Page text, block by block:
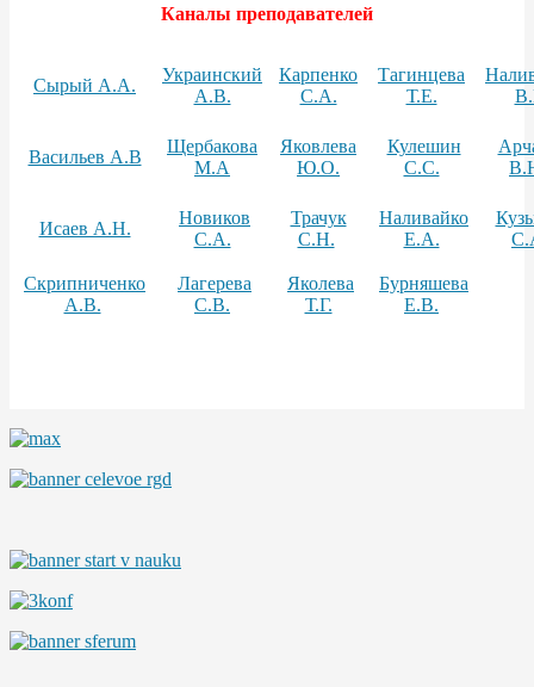
Каналы преподавателей
Сырый А.А.
Украинский
А.В.
Карпенко
С.А.
Тагинцева
Т.Е.
Васильев А.В
Щербакова
М.А
Яковлева
Ю.О.
Кулешин
С.С.
Исаев А.Н.
Новиков
С.А.
Трачук
С.Н.
Наливайко
Е.А.
Скрипниченко
А.В.
Лагерева
С.В.
Яколева
Т.Г.
Бурняшева
Е.В.